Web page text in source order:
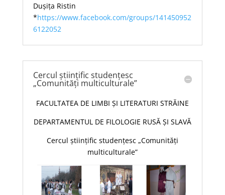
Dușița Ristin
*https://www.facebook.com/groups/141450952
6122052
Cercul științific studențesc
„Comunități multiculturale”
FACULTATEA DE LIMBI ȘI LITERATURI STRĂINE
DEPARTAMENTUL DE FILOLOGIE RUSĂ ȘI SLAVĂ
Cercul științific studențesc „Comunități
multiculturale”